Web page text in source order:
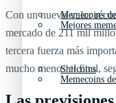
Memecoins
Shitcoins
Mejores
Memecoins
Con un nuevo valor
mercado de 211 mil
tercera fuerza más
mucho menos el final,